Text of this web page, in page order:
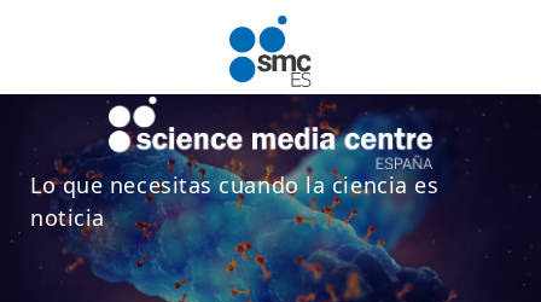
Pasar al contenido principal
Lo que necesitas cuando la ciencia es
noticia